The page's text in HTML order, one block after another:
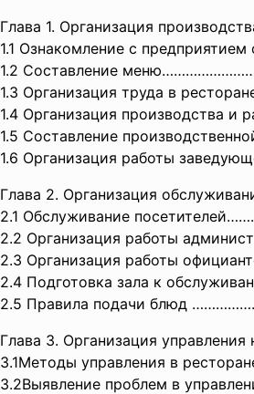
Глава 1. Организация
1.1 Ознакомление с
1.2 Составление
1.3 Организация труда в
1.4 Организация производства
1.5 Составление
1.6 Организация работы
Глава 2. Организация
2.1 Обслуживание
2.2 Организация работы
2.3 Организация работы
2.4 Подготовка зала к
2.5 Правила подачи блюд
Глава 3. Организация
3.1Методы управления в
3.2Выявление проблем в